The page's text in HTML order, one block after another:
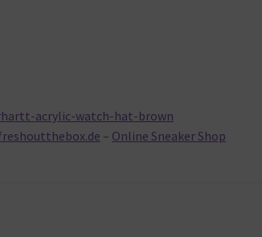
acrylic-watch-hat-brown
– Online Sneaker Shop